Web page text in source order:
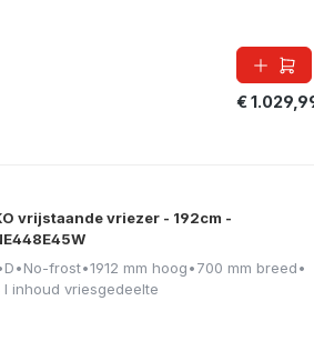
€
vrijstaande vriezer - 192cm -
D•No-frost•1912 mm hoog•700 mm breed•
l inhoud vriesgedeelte